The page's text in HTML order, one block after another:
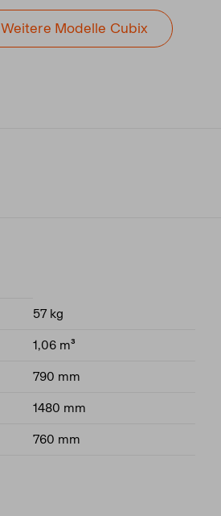
Weitere Modelle Cubix
57 kg
1,06 m³
790 mm
1480 mm
760 mm